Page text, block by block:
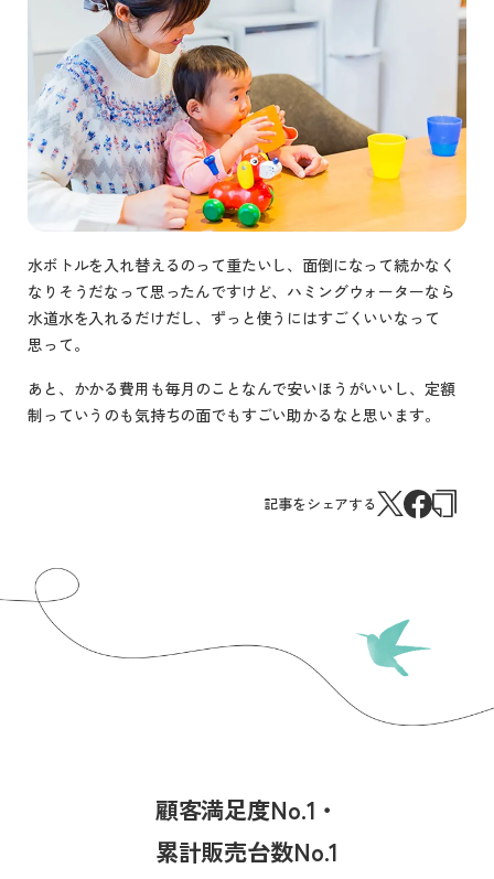
水ボトルを入れ替えるのって重たいし、面倒になって続かなく
なりそうだなって思ったんですけど、ハミングウォーターなら
水道水を入れるだけだし、ずっと使うにはすごくいいなって
思って。
あと、かかる費用も毎月のことなんで安いほうがいいし、定額
制っていうのも気持ちの面でもすごい助かるなと思います。
記事をシェアする
顧客満足度No.1・
累計販売台数No.1